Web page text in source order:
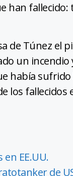
han fallecido:
de Túnez el
un incendio
había
fallecidos
EE.UU.
de